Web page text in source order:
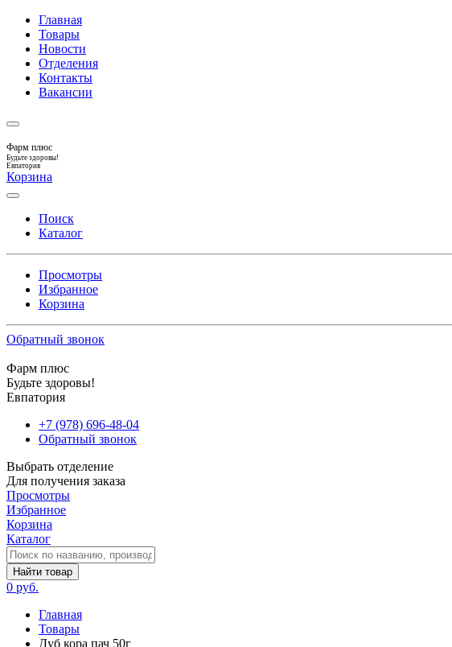
Главная
Товары
Новости
Отделения
Контакты
Вакансии
Фарм плюс
Будьте здоровы!
Евпатория
Корзина
Поиск
Каталог
Просмотры
Избранное
Корзина
Обратный звонок
Фарм плюс
Будьте здоровы!
Евпатория
+7 (978) 696-48-04
Обратный звонок
Выбрать отделение
Для получения заказа
Просмотры
Избранное
Корзина
Каталог
Найти товар
0 руб.
Главная
Товары
Дуб кора пач 50г